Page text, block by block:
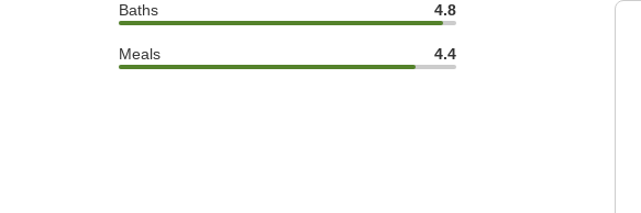
Baths 4.8
Meals 4.4